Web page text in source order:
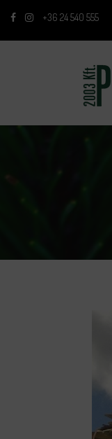
+36 24 540 555